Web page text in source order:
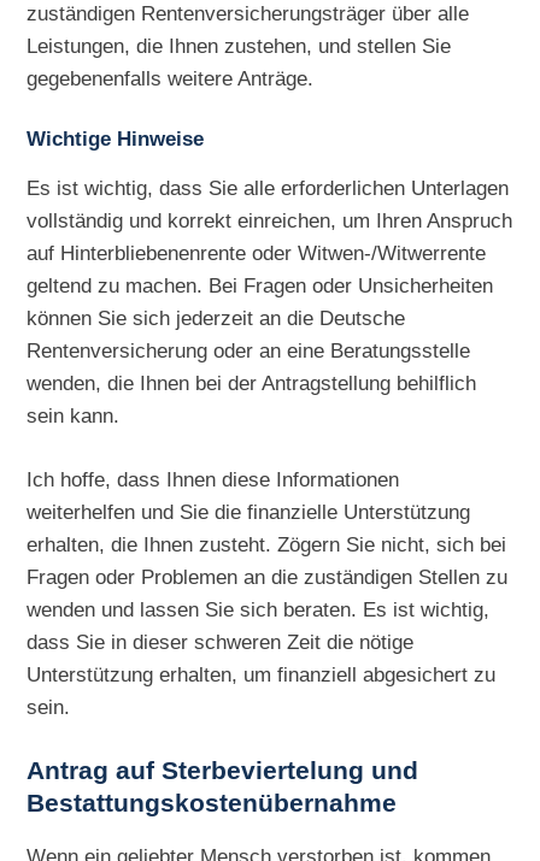
zuständigen Rentenversicherungsträger über alle
Leistungen, die Ihnen zustehen, und stellen Sie
gegebenenfalls weitere Anträge.
Wichtige Hinweise
Es ist wichtig, dass Sie alle erforderlichen Unterlagen
vollständig und korrekt einreichen, um Ihren Anspruch
auf Hinterbliebenenrente oder Witwen-/Witwerrente
geltend zu machen. Bei Fragen oder Unsicherheiten
können Sie sich jederzeit an die Deutsche
Rentenversicherung oder an eine Beratungsstelle
wenden, die Ihnen bei der Antragstellung behilflich
sein kann.
Ich hoffe, dass Ihnen diese Informationen
weiterhelfen und Sie die finanzielle Unterstützung
erhalten, die Ihnen zusteht. Zögern Sie nicht, sich bei
Fragen oder Problemen an die zuständigen Stellen zu
wenden und lassen Sie sich beraten. Es ist wichtig,
dass Sie in dieser schweren Zeit die nötige
Unterstützung erhalten, um finanziell abgesichert zu
sein.
Antrag auf Sterbeviertelung und
Bestattungskostenübernahme
Wenn ein geliebter Mensch verstorben ist, kommen